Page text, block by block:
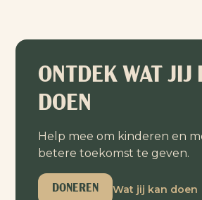
ONTDEK WAT JIJ
DOEN
Help mee om kinderen en
betere toekomst te geven.
DONEREN Wat jij kan doen